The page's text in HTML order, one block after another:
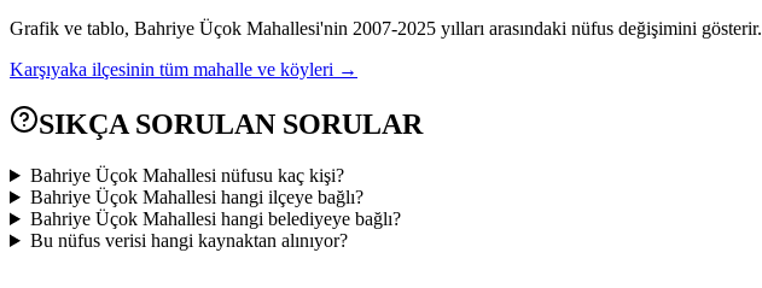
Grafik ve tablo, Bahriye Üçok Mahallesi'nin 2007-2025 yılları arasındaki nüfus değişimini gösterir.
Karşıyaka ilçesinin tüm mahalle ve köyleri →
SIKÇA SORULAN SORULAR
Bahriye Üçok Mahallesi nüfusu kaç kişi?
Bahriye Üçok Mahallesi hangi ilçeye bağlı?
Bahriye Üçok Mahallesi hangi belediyeye bağlı?
Bu nüfus verisi hangi kaynaktan alınıyor?